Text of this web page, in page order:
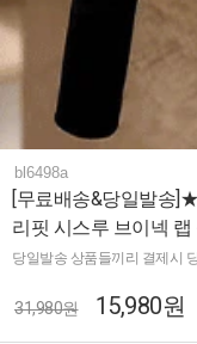
bl6498a
[무료배송&당일발송
리핏 시스루 브이넥 랩
당일발송 상품들끼리 결제시
31,980원 15,980원